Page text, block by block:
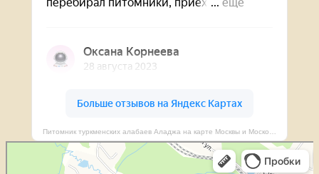
Питомник туркменских алабаев Аладжа
Питомник животных в Москве и Московской области
Гостиница для животных в Москве и Московской области